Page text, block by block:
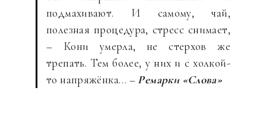
подмахивают. И самому, чай,
полезная процедура, стресс снимает,
– Кони умерла, не стерхов же
трепать. Тем более, у них и с холкой-
то напряжёнка… – Ремарки «Слова»